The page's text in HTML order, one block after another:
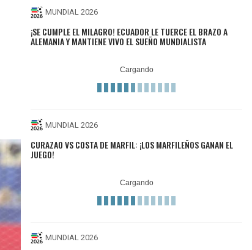
MUNDIAL 2026
¡SE CUMPLE EL MILAGRO! ECUADOR LE TUERCE EL BRAZO A
ALEMANIA Y MANTIENE VIVO EL SUEÑO MUNDIALISTA
MUNDIAL 2026
CURAZAO VS COSTA DE MARFIL: ¡LOS MARFILEÑOS GANAN EL
JUEGO!
MUNDIAL 2026